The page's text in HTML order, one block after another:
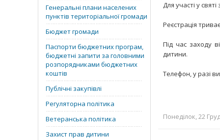
Генеральні плани населених
пунктів територіальної громади
Бюджет громади
Паспорти бюджетних програм,
бюджетні запити за головними
розпорядниками бюджетних
коштів
Публічні закупівлі
Регуляторна політика
Ветеранська політика
Захист прав дитини
Для участі у
Реєстрація
Під час заходу
дитини.
Телефон, у разі
Понеділок, 22